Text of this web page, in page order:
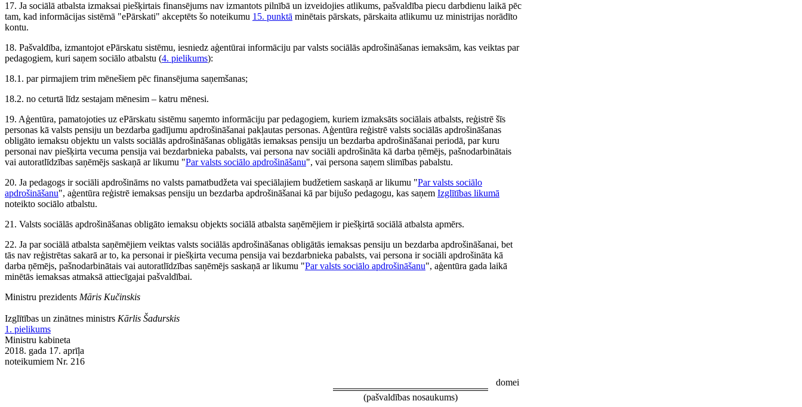
17. Ja sociālā atbalsta izmaksai piešķirtais finansējums nav izmantots pilnībā un izveidojies atlikums, pašvaldība piecu darbdienu laikā pēc
tam, kad informācijas sistēmā "ePārskati" akceptēts šo noteikumu 15. punktā minētais pārskats, pārskaita atlikumu uz ministrijas norādīto
kontu.
18. Pašvaldība, izmantojot ePārskatu sistēmu, iesniedz aģentūrai informāciju par valsts sociālās apdrošināšanas iemaksām, kas veiktas par
pedagogiem, kuri saņem sociālo atbalstu (4. pielikums):
18.1. par pirmajiem trim mēnešiem pēc finansējuma saņemšanas;
18.2. no ceturtā līdz sestajam mēnesim – katru mēnesi.
19. Aģentūra, pamatojoties uz ePārskatu sistēmu saņemto informāciju par pedagogiem, kuriem izmaksāts sociālais atbalsts, reģistrē šīs
personas kā valsts pensiju un bezdarba gadījumu apdrošināšanai pakļautas personas. Aģentūra reģistrē valsts sociālās apdrošināšanas
obligāto iemaksu objektu un valsts sociālās apdrošināšanas obligātās iemaksas pensiju un bezdarba apdrošināšanai periodā, par kuru
personai nav piešķirta vecuma pensija vai bezdarbnieka pabalsts, vai persona nav sociāli apdrošināta kā darba ņēmējs, pašnodarbinātais
vai autoratlīdzības saņēmējs saskaņā ar likumu "Par valsts sociālo apdrošināšanu", vai persona saņem slimības pabalstu.
20. Ja pedagogs ir sociāli apdrošināms no valsts pamatbudžeta vai speciālajiem budžetiem saskaņā ar likumu "Par valsts sociālo
apdrošināšanu", aģentūra reģistrē iemaksas pensiju un bezdarba apdrošināšanai kā par bijušo pedagogu, kas saņem Izglītības likumā
noteikto sociālo atbalstu.
21. Valsts sociālās apdrošināšanas obligāto iemaksu objekts sociālā atbalsta saņēmējiem ir piešķirtā sociālā atbalsta apmērs.
22. Ja par sociālā atbalsta saņēmējiem veiktas valsts sociālās apdrošināšanas obligātās iemaksas pensiju un bezdarba apdrošināšanai, bet
tās nav reģistrētas sakarā ar to, ka personai ir piešķirta vecuma pensija vai bezdarbnieka pabalsts, vai persona ir sociāli apdrošināta kā
darba ņēmējs, pašnodarbinātais vai autoratlīdzības saņēmējs saskaņā ar likumu "Par valsts sociālo apdrošināšanu", aģentūra gada laikā
minētās iemaksas atmaksā attiecīgajai pašvaldībai.
Ministru prezidents Māris Kučinskis
Izglītības un zinātnes ministrs Kārlis Šadurskis
1. pielikums
Ministru kabineta
2018. gada 17. aprīļa
noteikumiem Nr. 216
domei
(pašvaldības nosaukums)